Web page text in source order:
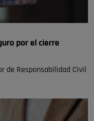
por el cierre
de Responsabilidad Civil